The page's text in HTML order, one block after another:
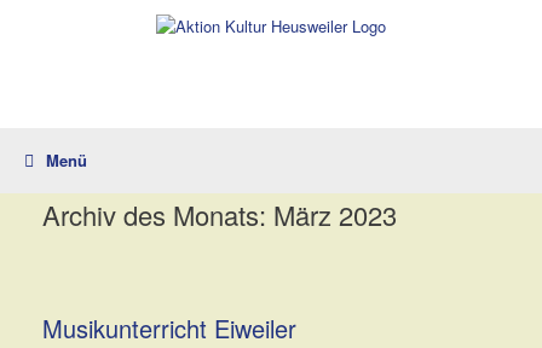
Menü
Archiv des Monats: März 2023
Musikunterricht Eiweiler